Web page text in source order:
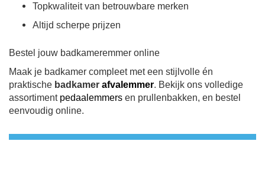
Topkwaliteit van betrouwbare merken
Altijd scherpe prijzen
Bestel jouw badkameremmer online
Maak je badkamer compleet met een stijlvolle én
praktische badkamer afvalemmer. Bekijk ons volledige
assortiment pedaalemmers en prullenbakken, en bestel
eenvoudig online.